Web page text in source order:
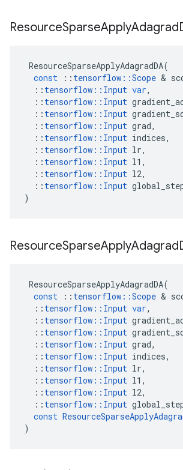
ResourceSparseApplyAdagrad
ResourceSparseApplyAdagradDA(
const
:: tensorflow ::Scope &
:: tensorflow :: Input var,
:: tensorflow :: Input
:: tensorflow :: Input
:: tensorflow :: Input grad,
:: tensorflow :: Input indices,
:: tensorflow :: Input lr,
:: tensorflow :: Input l1 ,
:: tensorflow :: Input l2,
:: tensorflow :: Input
)
ResourceSparseApplyAdagrad
ResourceSparseApplyAdagradDA(
const
:: tensorflow ::Scope &
:: tensorflow :: Input var,
:: tensorflow :: Input
:: tensorflow :: Input
:: tensorflow :: Input grad,
:: tensorflow :: Input indices,
:: tensorflow :: Input lr,
:: tensorflow :: Input l1 ,
:: tensorflow :: Input l2,
:: tensorflow :: Input
const
)